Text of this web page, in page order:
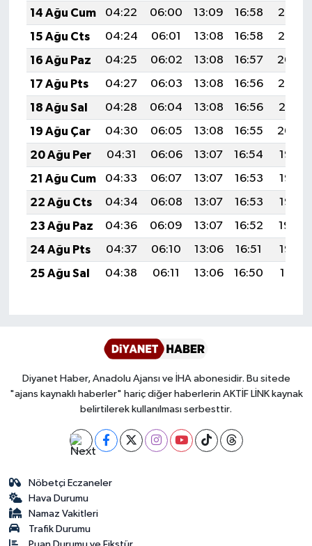
14 Ağu Cum
04:22 06:00 13:09 16:58
20:07
15 Ağu Cts
04:24 06:01 13:08 16:58
20:06
16 Ağu Paz
04:25 06:02 13:08 16:57
20:04
17 Ağu Pts
04:27 06:03 13:08 16:56
20:03
18 Ağu Sal
04:28 06:04 13:08 16:56
20:01
19 Ağu Çar
04:30 06:05 13:08 16:55
20:00
20 Ağu Per
04:31 06:06 13:07 16:54
19:58
21 Ağu Cum
04:33 06:07 13:07 16:53
19:57
22 Ağu Cts
04:34 06:08 13:07 16:53
19:55
23 Ağu Paz
04:36 06:09 13:07 16:52
19:54
24 Ağu Pts
04:37 06:10 13:06 16:51
19:52
25 Ağu Sal
04:38 06:11 13:06 16:50 19:51
Diyanet Haber, Anadolu Ajansı ve İHA abonesidir. Bu sitede
"ajans kaynaklı haberler" hariç diğer haberlerin AKTİF LİNK kaynak
belirtilerek kullanılması serbesttir.
Nöbetçi Eczaneler
Hava Durumu
Namaz Vakitleri
Trafik Durumu
Iğdır Müftülüğü
Isparta Müftülüğü
İstanbul Müftülüğü
Kahramanmaraş Müftülüğü
Karabük Müftülüğü
Karaman Müftülüğü
Kayseri Müftülüğü
Kilis Müftülüğü
Kırıkkale Müftülüğü
Kırşehir Müftülüğü
Kocaeli Müftülüğü